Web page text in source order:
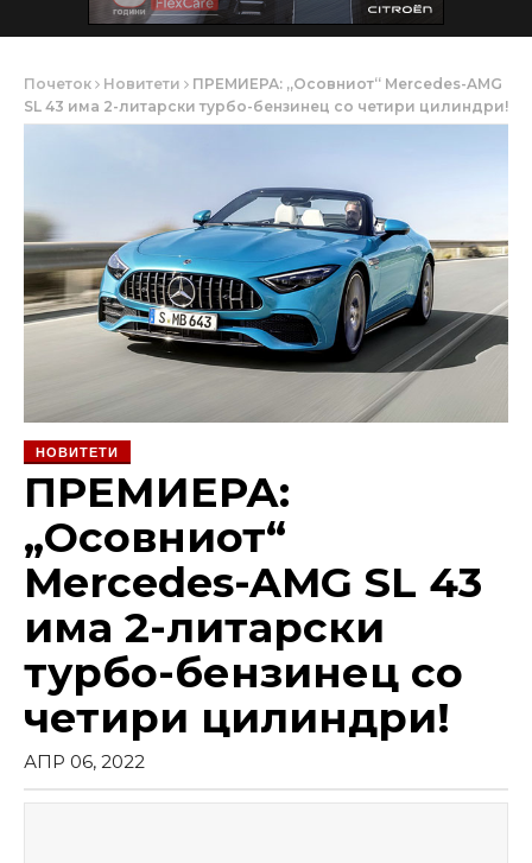
Почеток Новитети
ПРЕМИЕРА: „Осовниот“ Mercedes-AMG
SL 43 има 2-литарски турбо-бензинец со четири цилиндри!
НОВИТЕТИ
ПРЕМИЕРА:
„Осовниот“
Mercedes-AMG SL 43
има 2-литарски
турбо-бензинец со
четири цилиндри!
АПР 06, 2022